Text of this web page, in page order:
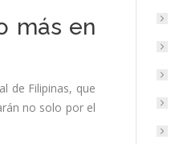
más en
de Filipinas, que
no solo por el